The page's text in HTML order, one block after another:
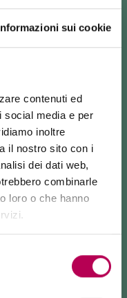
sui cookie
contenuti ed
social media e per
inoltre
il nostro sito con i
dei dati web,
combinarle
loro o che hanno
CHIUSA PER LAVORI
è
chiusa per lavori
STOP NAVIS
paese non
alla pista
immersa
La struttura è
dove abbiamo
Il camper stop
dotate di
progettata per